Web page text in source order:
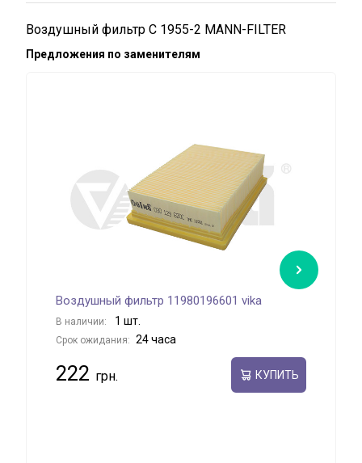
Воздушный фильтр C 1955-2 MANN-FILTER
Предложения по заменителям
Воздушный фильтр 11980196601 vika
В наличии: 1 шт.
Срок ожидания: 24 часа
222 КУПИТЬ